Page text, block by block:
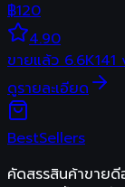
฿120
4.90
ขายแล้ว 6.6K141
ดูรายละเอียด
BestSellers
คัดสรรสินค้าขาย